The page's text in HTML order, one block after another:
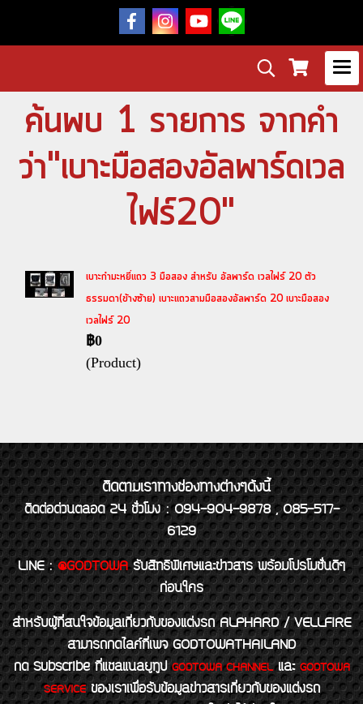
ค้นพบ 1 รายการ จากคำ
ว่า"เบาะมือสองอัลพาร์ดเวล
ไฟร์20"
เบาะกำมะหยี่แถว 3 มือสอง สำหรับ อัลพาร์ด เวลไฟร์ 20 ตัว
ธรรมดา(ข้างซ้าย) เบาะแถวสามมือสองอัลพาร์ด 20 เบาะมือสอง
เวลไฟร์ 20
฿0
(Product)
ติดตามเราทางช่องทางต่างๆดังนี้
ติดต่อด่วนตลอด 24 ชั่วโมง : 094-904-9878 , 085-517-
6129
LINE : @GODTOWA รับสิทธิพิเศษและข่าวสาร พร้อมโปรโมชั่นดีๆ
ก่อนใคร
สำหรับผู้ที่สนใจข้อมูลเกี่ยวกับของแต่งรถ ALPHARD / VELLFIRE
สามารถกดไลค์ที่เพจ GODTOWATHAILAND
กด Subscribe ที่แชลแนลยูทูปGODTOWA CHANNELและGODTOWA
SERVICEของเราเพื่อรับข้อมูลข่าวสารเกี่ยวกับของแต่งรถ